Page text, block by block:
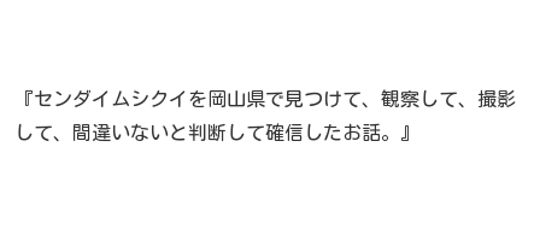
『センダイムシクイを岡山県で見つけて、観察して、撮影
して、間違いないと判断して確信したお話。』